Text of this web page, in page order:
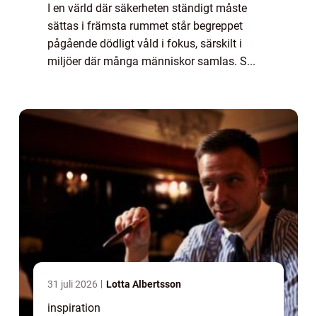
I en värld där säkerheten ständigt måste
sättas i främsta rummet står begreppet
pågående dödligt våld i fokus, särskilt i
miljöer där många människor samlas. S...
31 juli 2026 Lotta Albertsson
inspiration